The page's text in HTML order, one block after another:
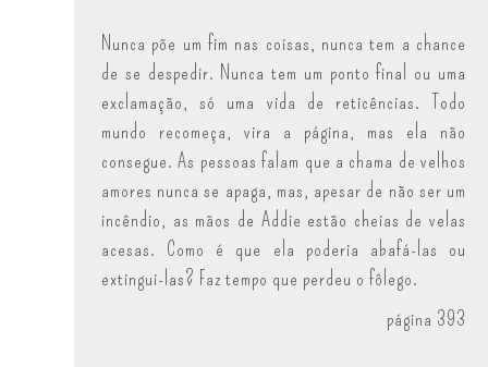
Nunca põe um fim nas coisas, nunca tem a chance
de se despedir. Nunca tem um ponto final ou uma
exclamação, só uma vida de reticências. Todo
mundo recomeça, vira a página, mas ela não
consegue. As pessoas falam que a chama de velhos
amores nunca se apaga, mas, apesar de não ser um
incêndio, as mãos de Addie estão cheias de velas
acesas. Como é que ela poderia abafá-las ou
extingui-las? Faz tempo que perdeu o fôlego.
página 393